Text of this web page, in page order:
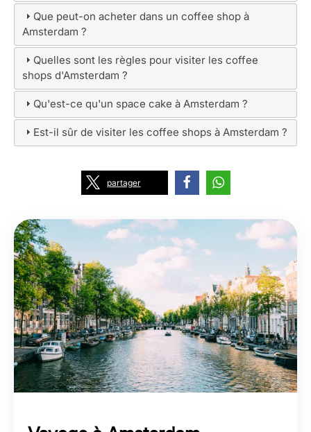
Que peut-on acheter dans un coffee shop à
Amsterdam ?
Quelles sont les règles pour visiter les coffee
shops d'Amsterdam ?
Qu'est-ce qu'un space cake à Amsterdam ?
Est-il sûr de visiter les coffee shops à Amsterdam ?
partager